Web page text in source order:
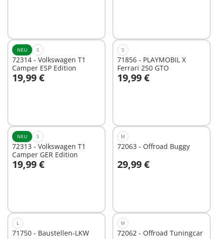
NEU S
72314 - Volkswagen T1
Camper ESP Edition
19,99 €
In den Warenkorb
S
71856 - PLAYMOBIL X
Ferrari 250 GTO
19,99 €
NEU S
72313 - Volkswagen T1
Camper GER Edition
19,99 €
In den Warenkorb
M
72063 - Offroad Buggy
29,99 €
In den Warenkorb
L
71750 - Baustellen-LKW
M
72062 - Offroad Tuningcar